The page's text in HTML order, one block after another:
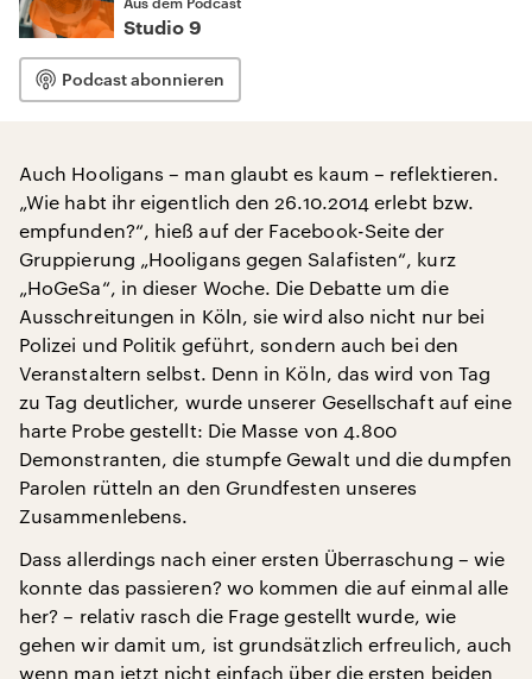
Studio 9
Podcast abonnieren
Auch Hooligans – man glaubt es kaum – reflektieren.
„Wie habt ihr eigentlich den 26.10.2014 erlebt bzw.
empfunden?“, hieß auf der Facebook-Seite der
Gruppierung „Hooligans gegen Salafisten“, kurz
„HoGeSa“, in dieser Woche. Die Debatte um die
Ausschreitungen in Köln, sie wird also nicht nur bei
Polizei und Politik geführt, sondern auch bei den
Veranstaltern selbst. Denn in Köln, das wird von Tag
zu Tag deutlicher, wurde unserer Gesellschaft auf eine
harte Probe gestellt: Die Masse von 4.800
Demonstranten, die stumpfe Gewalt und die dumpfen
Parolen rütteln an den Grundfesten unseres
Zusammenlebens.
Dass allerdings nach einer ersten Überraschung – wie
konnte das passieren? wo kommen die auf einmal alle
her? – relativ rasch die Frage gestellt wurde, wie
gehen wir damit um, ist grundsätzlich erfreulich, auch
wenn man jetzt nicht einfach über die ersten beiden